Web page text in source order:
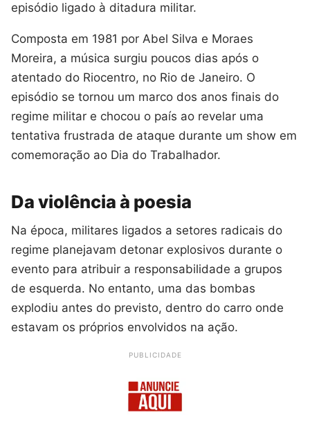
episódio ligado à ditadura militar.
Composta em 1981 por Abel Silva e Moraes
Moreira, a música surgiu poucos dias após o
atentado do Riocentro, no Rio de Janeiro. O
episódio se tornou um marco dos anos finais do
regime militar e chocou o país ao revelar uma
tentativa frustrada de ataque durante um show em
comemoração ao Dia do Trabalhador.
Da violência à poesia
Na época, militares ligados a setores radicais do
regime planejavam detonar explosivos durante o
evento para atribuir a responsabilidade a grupos
de esquerda. No entanto, uma das bombas
explodiu antes do previsto, dentro do carro onde
estavam os próprios envolvidos na ação.
PUBLICIDADE